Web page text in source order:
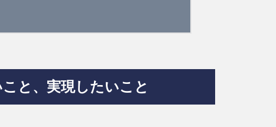
と、実現したいこと